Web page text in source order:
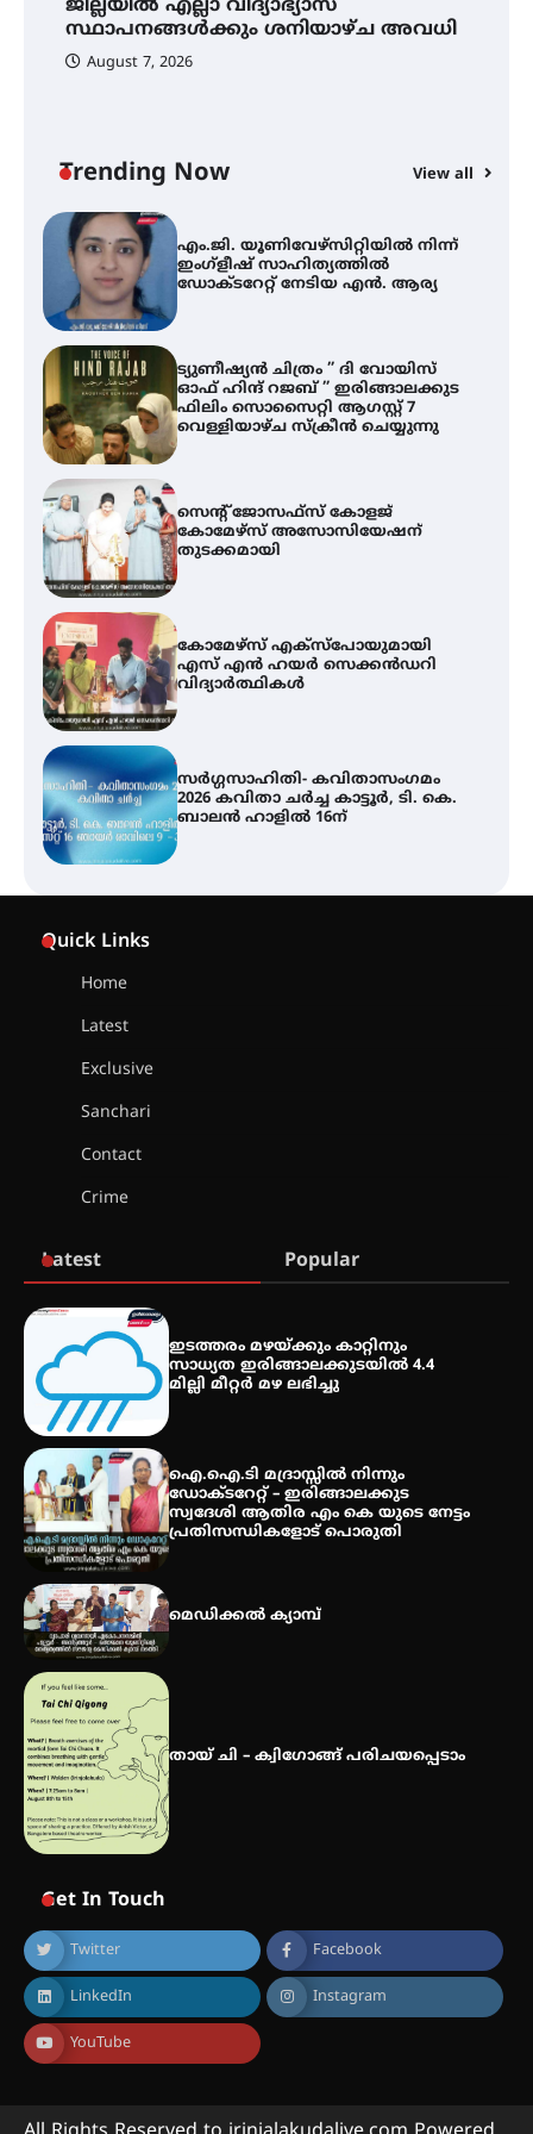
ജില്ലയിൽ എല്ലാ വിദ്യാഭ്യാസ
സ്ഥാപനങ്ങൾക്കും ശനിയാഴ്ച അവധി
August 7, 2026
Trending Now View all
സ്ഥാപനങ്ങൾക്കും ശനിയാഴ്ച
അവധി
ട്യുണീഷ്യൻ ചിത്രം ” ദി വോയിസ്
ഓഫ് ഹിന്ദ് റജബ് ” ഇരിങ്ങാലക്കുട
ഫിലിം സൊസൈറ്റി ആഗസ്റ്റ് 7
വെള്ളിയാഴ്ച സ്‌ക്രീൻ ചെയ്യുന്നു
സെന്റ് ജോസഫ്സ് കോളജ്
കോമേഴ്‌സ് അസോസിയേഷന്
തുടക്കമായി
കോമേഴ്സ് എക്സ്പോയുമായി
എസ് എൻ ഹയർ സെക്കൻഡറി
വിദ്യാർത്ഥികൾ
സർഗ്ഗസാഹിതി- കവിതാസംഗമം
2026 കവിതാ ചർച്ച കാട്ടൂർ, ടി. കെ.
ബാലൻ ഹാളിൽ 16ന്
ശക്തമായ മഴ തുടരുന്നു – തൃശൂർ
ജില്ലയിൽ എല്ലാ വിദ്യാഭ്യാസ
സ്ഥാപനങ്ങൾക്കും ശനിയാഴ്ച
അവധി
വിദ്യാർത്ഥികൾ
2026 കവിതാ ചർച്ച കാട്ടൂർ, ടി. കെ.
ബാലൻ ഹാളിൽ 16ന്
Quick Links
Home
Latest
Exclusive
Sanchari
Contact
Crime
Latest Popular
ഇടത്തരം മഴയ്ക്കും കാറ്റിനും
സാധ്യത ഇരിങ്ങാലക്കുടയിൽ 4.4
മില്ലി മീറ്റർ മഴ ലഭിച്ചു
ഐ.ഐ.ടി മദ്രാസ്സിൽ നിന്നും
ഡോക്ടറേറ്റ് – ഇരിങ്ങാലക്കുട
സ്വദേശി ആതിര എം കെ യുടെ നേട്ടം
പ്രതിസന്ധികളോട് പൊരുതി
മെഡിക്കൽ ക്യാമ്പ്
തായ് ചി – ക്വിഗോങ്ങ് പരിചയപ്പെടാം
Get In Touch
Twitter Facebook
LinkedIn Instagram
YouTube